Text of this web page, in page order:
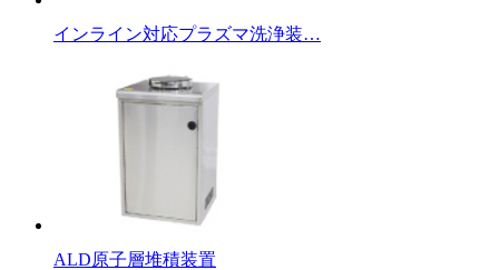
インライン対応プラズマ洗浄装…
ALD原子層堆積装置